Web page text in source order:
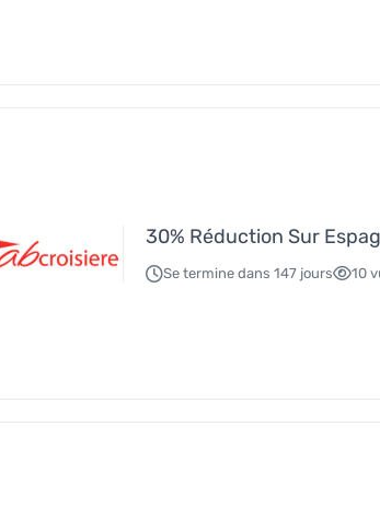
30% Réduction Sur
Se termine dans 147 jours 10